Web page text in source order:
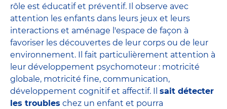
rôle est éducatif et préventif. Il observe avec
attention les enfants dans leurs jeux et leurs
interactions et aménage l'espace de façon à
favoriser les découvertes de leur corps ou de leur
environnement. Il fait particulièrement attention à
leur développement psychomoteur : motricité
globale, motricité fine, communication,
développement cognitif et affectif. Il sait détecter
les troubles chez un enfant et pourra